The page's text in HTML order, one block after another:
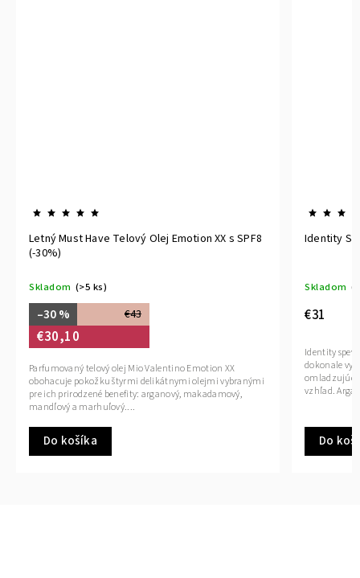
Emotion XX s SPF8
Valentino Emotion XX
olejmi vybranými
makadamový,
Identity Spevňujúce Telové Mlieko 200
Identity spevňujúce telové mlieko s arganovým
dokonale vyhladzuje a hydratuje pokožku, má
omladzujúce účinky a dodáva pokožke
vzhľad. Arganový olej...